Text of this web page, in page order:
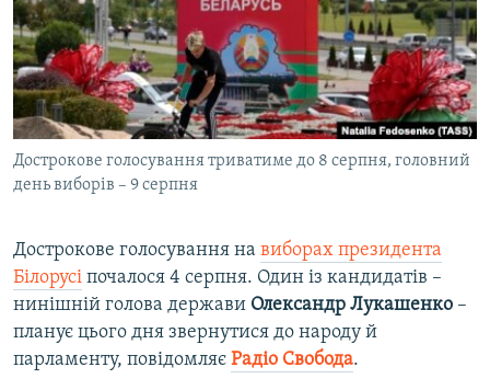
ДЕПОРТАЦІЯ
ВІДЕОУРОКИ «ELIFBE»
СВІДЧЕННЯ ОКУПАЦІЇ
УКРАЇНСЬКА ПРОБЛЕМА КРИМУ
ІНФОГРАФІКА
ЯК ОБІЙТИ БЛОКУВАННЯ
Русский
Qırımtatar
ДОЛУЧАЙСЯ!
Усі сайти RFE/RL
Дострокове голосування триватиме до 8 серпня, головний
день виборів – 9 серпня
Дострокове голосування на виборах президента
Білорусі почалося 4 серпня. Один із кандидатів –
нинішній голова держави Олександр Лукашенко –
планує цього дня звернутися до народу й
парламенту, повідомляє Радіо Свобода.